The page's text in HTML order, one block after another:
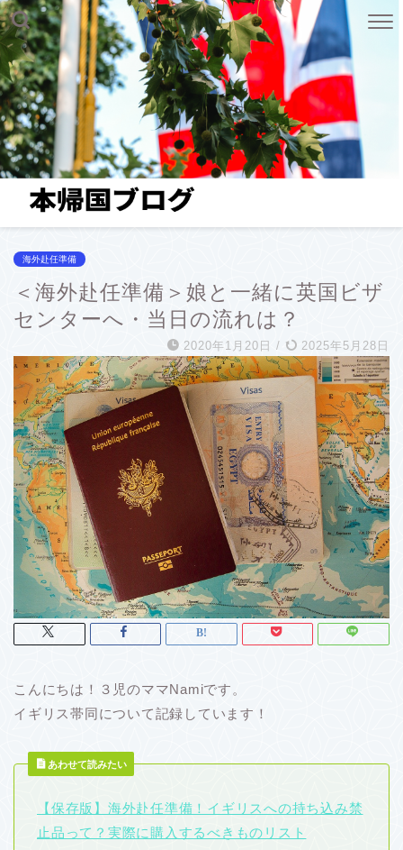
海外赴任準備
＜海外赴任準備＞娘と一緒に英国ビザ
センターへ・当日の流れは？
2020年1月20日 / 2025年5月28日
こんにちは！３児のママNamiです。
イギリス帯同について記録しています！
あわせて読みたい
【保存版】海外赴任準備！イギリスへの持ち込み禁
止品って？実際に購入するべきものリスト